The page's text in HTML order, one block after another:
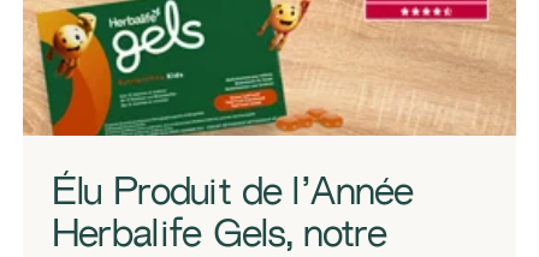
Élu Produit de l’Année
Herbalife Gels, notre